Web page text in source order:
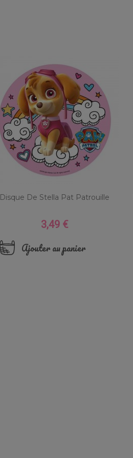
Disque De Stella Pat Patrouille
Prix
3,49 €
Ajouter au panier